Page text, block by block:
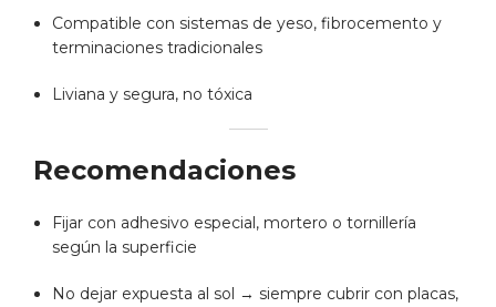
Compatible con sistemas de yeso, fibrocemento y
terminaciones tradicionales
Liviana y segura, no tóxica
Recomendaciones
Fijar con adhesivo especial, mortero o tornillería
según la superficie
No dejar expuesta al sol → siempre cubrir con placas,